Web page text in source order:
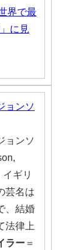
界で最
に見
ョンソ
ョンソ
ギリ
芸名は
、結婚
法律上
ラー ＝